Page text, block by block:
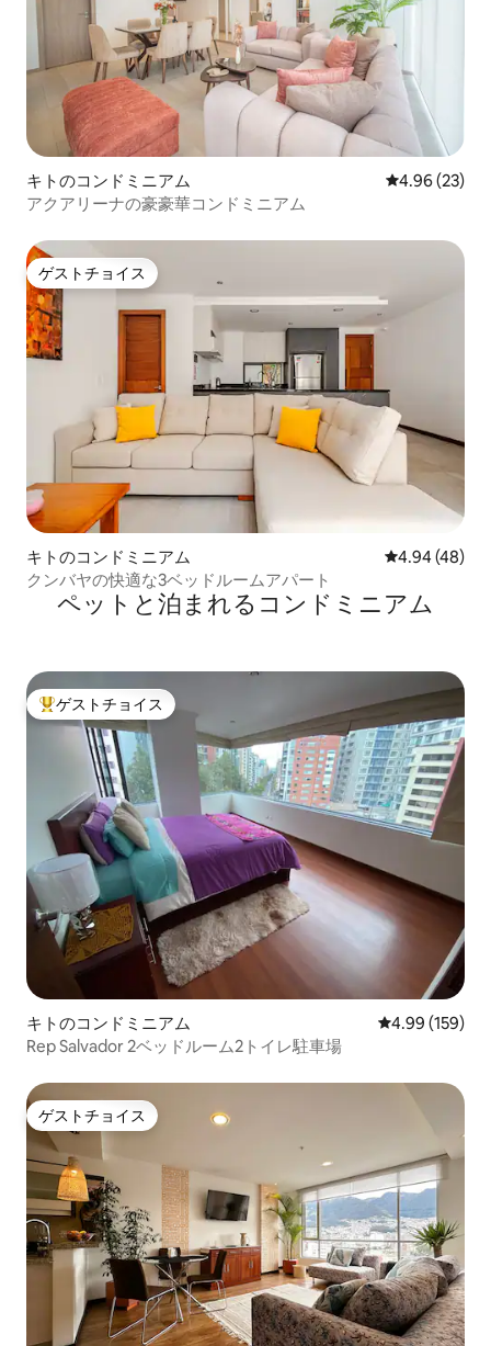
キトのコンドミニアム レビュー23
4.96 (23)
アクアリーナの豪豪華コンドミニアム
ゲストチョイス
ゲストチョイス
キトのコンドミニアム レビュー48
4.94 (48)
クンバヤの快適な3ベッドルームアパート
ペットと泊まれるコンドミニアム
大好評のゲストチョイスです。
ゲストチョイス
キトのコンドミニアム レビュー159
4.99 (159)
Rep Salvador 2ベッドルーム2トイレ駐車場
ゲストチョイス
ゲストチョイス